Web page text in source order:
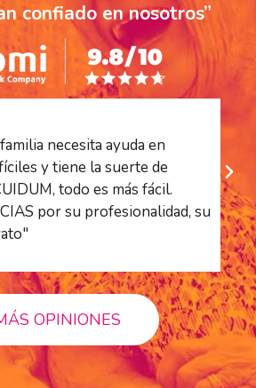
confiado en nosotros”
necesita ayuda en
y tiene la suerte de
todo es más fácil.
por su profesionalidad, su
OPINIONES